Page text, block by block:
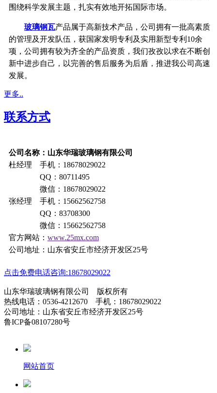
围绕科学发展主题，扎实有效地开拓国际市场。
玻璃钢瓦产品属于高新技术产品，公司拥有一批高素质
的管理及开发队伍，获国家发明专利及实用新型专利10余
项，公司拥有较为齐全的产品资质，我们孜孜以求在不断创
新中进步自己，以完善的售后服务为后盾，推进我公司高速
发展。
更多..
联系方式
公司名称：山东华瑞玻璃钢有限公司
杜经理 手机：18678029022
QQ：80711495
微信：18678029022
张经理 手机：15662562758
QQ：83708300
微信：15662562758
官方网站： www.25mx.com
公司地址：山东省安丘市经济开发区25号
点击免费电话咨询:18678029022
山东华瑞玻璃钢有限公司 版权所有
热线电话：0536-4212670 手机：18678029022
公司地址：山东省安丘市经济开发区25号
鲁ICP备08107280号
网站首页